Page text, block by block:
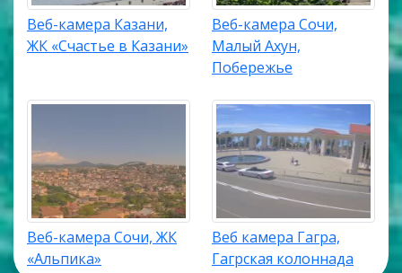
Веб-камера Казани,
ЖК «Счастье в Казани»
Веб-камера Сочи,
Малый Ахун,
Побережье
Веб-камера Сочи, ЖК
«Альпика»
Веб камера Гагра,
Гагрская колоннада